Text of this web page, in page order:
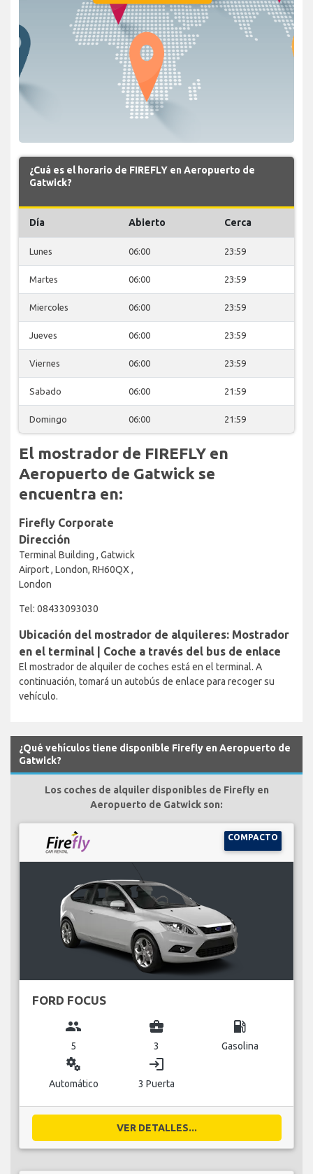
¿Cuá es el horario de FIREFLY en Aeropuerto de
Gatwick?
Día Abierto Cerca
Lunes 06:00 23:59
Martes 06:00 23:59
Miercoles 06:00 23:59
Jueves 06:00 23:59
Viernes 06:00 23:59
Sabado 06:00 21:59
Domingo 06:00 21:59
El mostrador de FIREFLY en
Aeropuerto de Gatwick se
encuentra en:
Firefly Corporate
Dirección
Terminal Building , Gatwick
Airport , London, RH60QX ,
London
Tel: 08433093030
Ubicación del mostrador de alquileres: Mostrador
en el terminal | Coche a través del bus de enlace
El mostrador de alquiler de coches está en el terminal. A
continuación, tomará un autobús de enlace para recoger su
vehículo.
¿Qué vehículos tiene disponible Firefly en Aeropuerto de
Gatwick?
Los coches de alquiler disponibles de Firefly en
Aeropuerto de Gatwick son:
COMPACTO
FORD FOCUS
group
5
business_center
3
local_gas_station
Gasolina
miscellaneous_services
Automático
login
3 Puerta
VER DETALLES...